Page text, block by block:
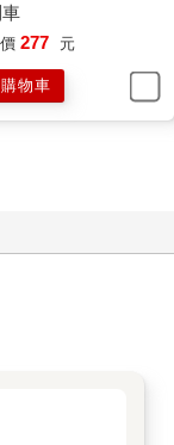
277 元
物車